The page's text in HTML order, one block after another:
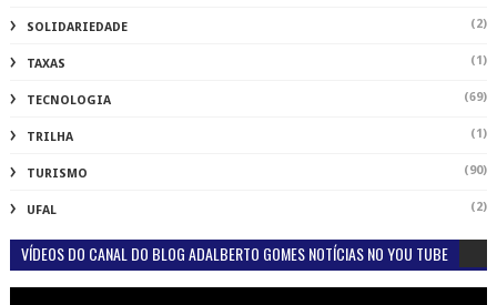
SOLIDARIEDADE (2)
TAXAS (1)
TECNOLOGIA (69)
TRILHA (1)
TURISMO (90)
UFAL (2)
VÍDEOS DO CANAL DO BLOG ADALBERTO GOMES NOTÍCIAS NO YOU TUBE